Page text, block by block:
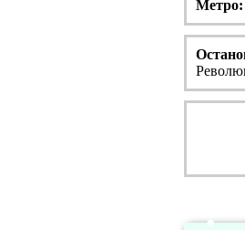
Метро: